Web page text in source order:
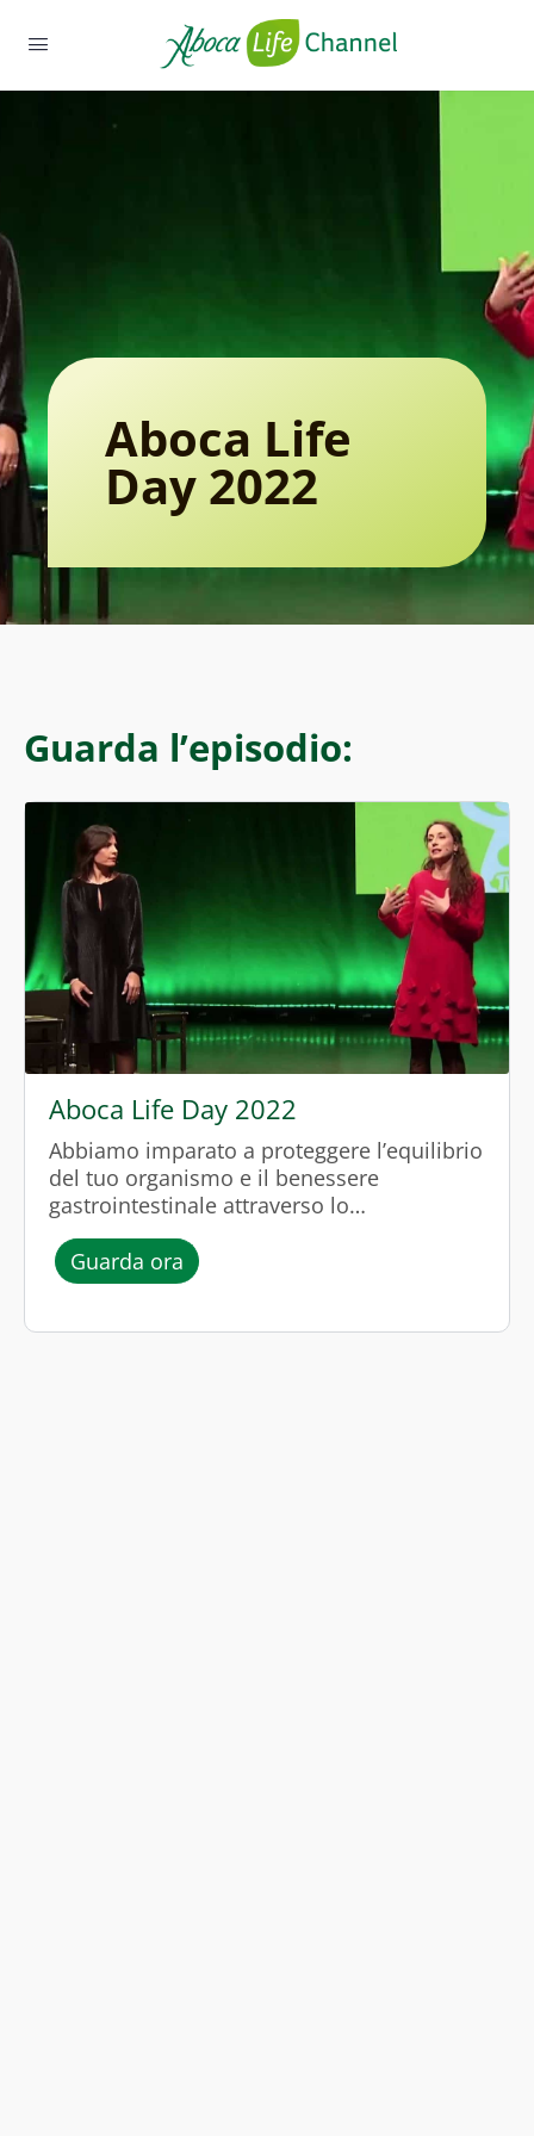
Aboca Life
Day 2022
Guarda l’episodio:
Aboca Life Day 2022
Abbiamo imparato a proteggere l’equilibrio
del tuo organismo e il benessere
gastrointestinale attraverso lo
straordinario viaggio del cibo dentro di noi.
Guarda ora l’episodio “Aboca Life Day 2022”